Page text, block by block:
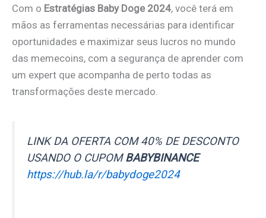
Com o Estratégias Baby Doge 2024, você terá em
mãos as ferramentas necessárias para identificar
oportunidades e maximizar seus lucros no mundo
das memecoins, com a segurança de aprender com
um expert que acompanha de perto todas as
transformações deste mercado.
LINK DA OFERTA COM 40% DE DESCONTO
USANDO O CUPOMBABYBINANCE
https://hub.la/r/babydoge2024